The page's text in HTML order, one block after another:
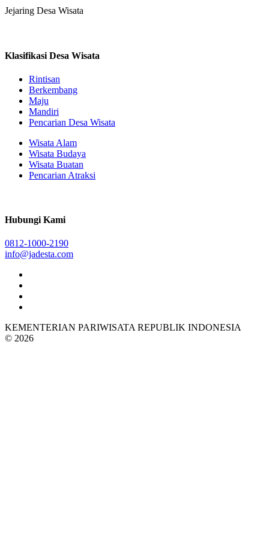
Jejaring Desa Wisata
Klasifikasi Desa Wisata
Rintisan
Berkembang
Maju
Mandiri
Pencarian Desa Wisata
Wisata Alam
Wisata Budaya
Wisata Buatan
Pencarian Atraksi
Hubungi Kami
0812-1000-2190
info@jadesta.com
KEMENTERIAN PARIWISATA REPUBLIK INDONESIA
© 2026